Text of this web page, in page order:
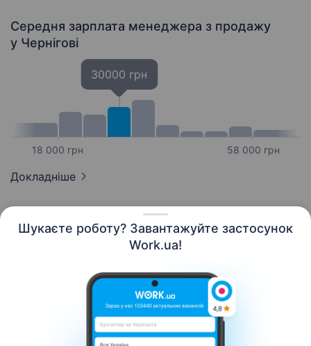
Шукаєте роботу? Завантажуйте застосунок
Work.ua!
Середня зарплата менеджера з продажу
у Чернігові
18 000 грн
30000 грн
58 000 грн
Докладніше